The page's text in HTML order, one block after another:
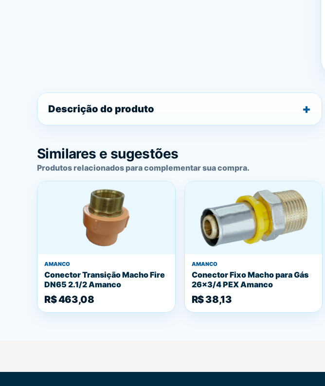
Descrição do produto
Similares e sugestões
Produtos relacionados para complementar sua compra.
AMANCO
Conector Transição Macho Fire
DN65 2.1/2 Amanco
R$ 463,08
AMANCO
Conector Fixo Macho para Gás
26x3/4 PEX Amanco
R$ 38,13